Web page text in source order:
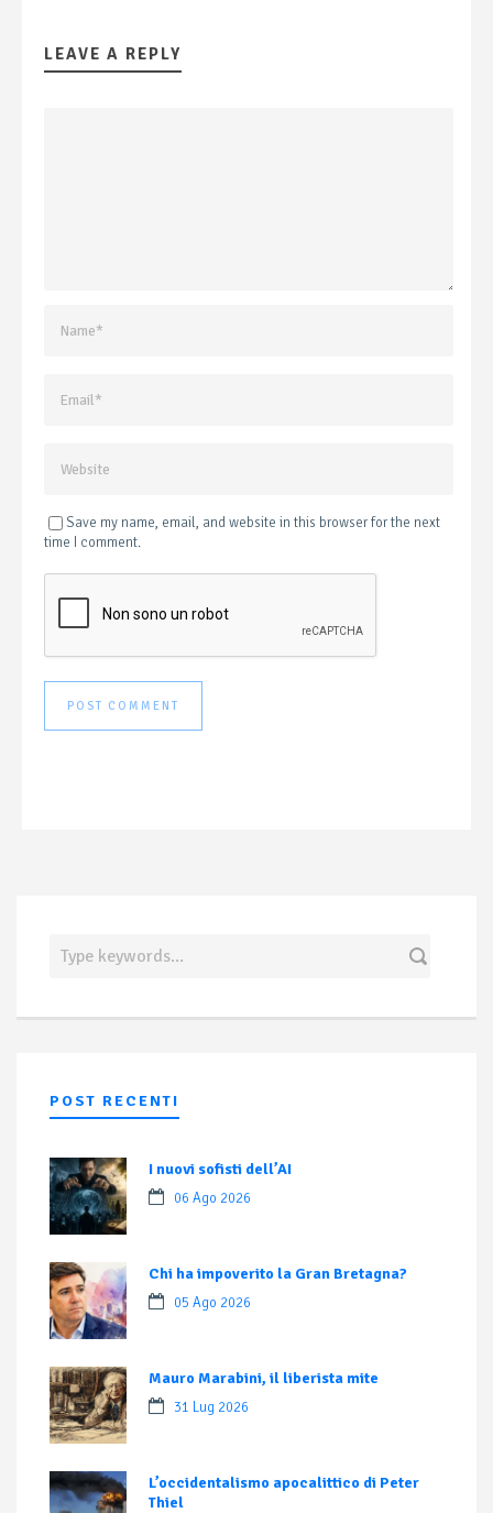
LEAVE A REPLY
Save my name, email, and website in this browser for the next
time I comment.
POST RECENTI
I nuovi sofisti dell’AI
06 Ago 2026
Chi ha impoverito la Gran Bretagna?
05 Ago 2026
Mauro Marabini, il liberista mite
31 Lug 2026
L’occidentalismo apocalittico di Peter
Thiel